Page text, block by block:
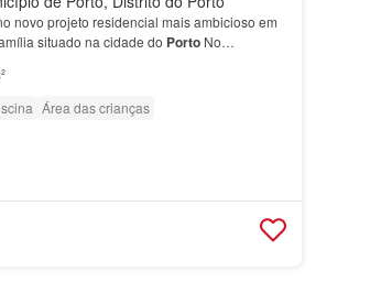
novo projeto residencial mais ambicioso em
situado na cidade do PortoNo
Área das crianças